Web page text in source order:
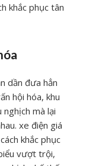
khắc phục tân
dần đưa hẳn
hội hóa, khu
mà lại
xe điện giá
khắc phục
vượt trội,